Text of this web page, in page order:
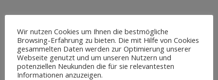
Ähnliche Produkte
Wir nutzen Cookies um Ihnen die bestmögliche
Browsing-Erfahrung zu bieten. Die mit Hilfe von Cookies
gesammelten Daten werden zur Optimierung unserer
Webseite genutzt und um unseren Nutzern und
potenziellen Neukunden die für sie relevantesten
Informationen anzuzeigen.